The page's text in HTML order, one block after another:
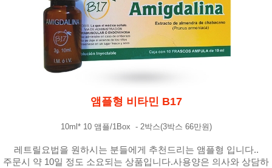
앰플형 비타민 B17
10ml* 10 앰플/1Box - 2박스(3박스 66만원)
레트릴요법을 원하시는 분들에게 추천드리는 앰플형 입니다..
주문시 약 10일 정도 소요되는 상품입니다.사용양은 의사와 상담하